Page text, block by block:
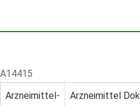
A14415
Arzneimittel-
Arzneimittel